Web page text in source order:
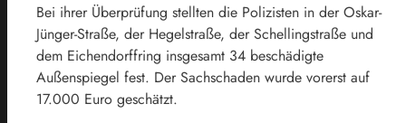
Bei ihrer Überprüfung stellten die Polizisten in der Oskar-
Jünger-Straße, der Hegelstraße, der Schellingstraße und
dem Eichendorffring insgesamt 34 beschädigte
Außenspiegel fest. Der Sachschaden wurde vorerst auf
17.000 Euro geschätzt.